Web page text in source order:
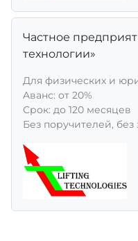
Частное
технологии»
Для физических и
Aванс: от 20%
Срок: до 120 месяцев
Без поручителей, без